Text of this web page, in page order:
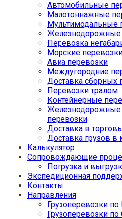
Автомобильные
Малотоннажные
Мультимодальные
Железнодорожные
Перевозка
Морские перевозки
Авиа перевозки
Междугородние
Доставка сборных
Перевозки тралом
Контейнерные
Железнодорожные
перевозки
Доставка в
Доставка грузов в
Калькулятор
Сопровождающие
Погрузка и
Экспедиционная
Контакты
Направления
Грузоперевозки по
Грузоперевозки по